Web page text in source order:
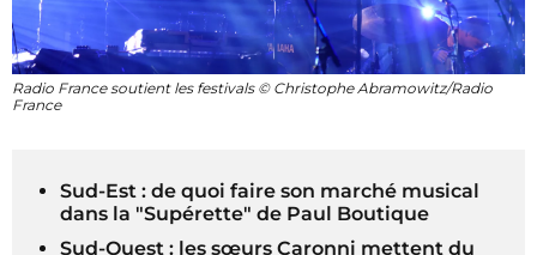
Radio France soutient les festivals © Christophe Abramowitz/Radio
France
Sud-Est : de quoi faire son marché musical
dans la "Supérette" de Paul Boutique
Sud-Ouest : les sœurs Caronni mettent du